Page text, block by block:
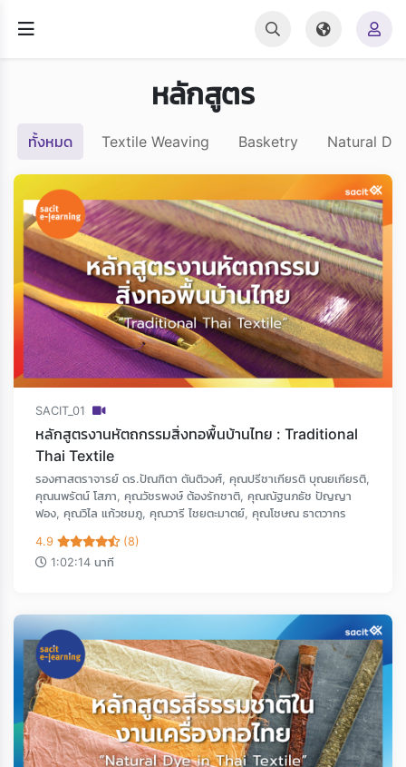
หลักสูตร
ทั้งหมด Textile Weaving Basketry Natural
SACIT_01
หลักสูตรงานหัตถกรรมสิ่งทอพื้นบ้านไทย : Traditional
Thai Textile
รองศาสตราจารย์ ดร.ปัณฑิตา ตันติวงศ์, คุณปรีชาเกียรติ บุณยเกียรติ,
คุณนพรัตน์ โสภา, คุณวัชรพงษ์ ต้องรักชาติ, คุณณัฐนภธัช ปัญญา
ฟอง, คุณวิไล แก้วชมภู, คุณวารี ไชยตะมาตย์, คุณโชษณ ธาตวากร
4.9
(8)
1:02:14 นาที